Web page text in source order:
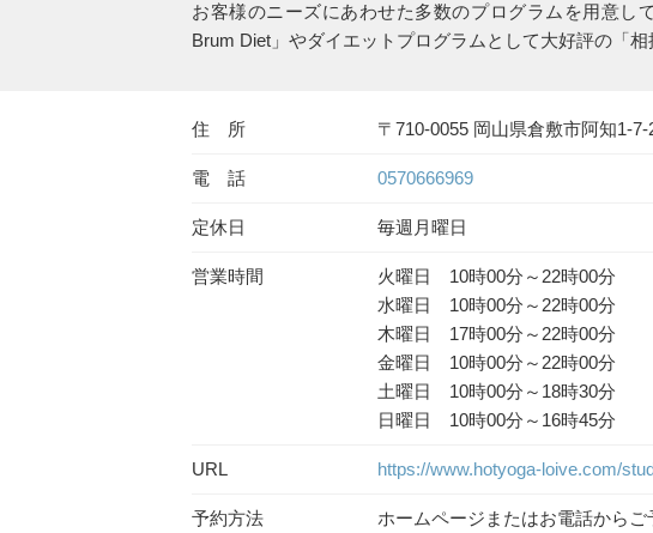
お客様のニーズにあわせた多数のプログラムを用意し
Brum Diet」やダイエットプログラムとして大好評の「
住 所 〒710-0055 岡山県倉敷市阿知1-
電 話 0570666969
定休日 毎週月曜日
営業時間
火曜日 10時00分～22時00分
水曜日 10時00分～22時00分
木曜日 17時00分～22時00分
金曜日 10時00分～22時00分
土曜日 10時00分～18時30分
日曜日 10時00分～16時45分
URL https://www.hotyoga-loive.com/
予約方法 ホームページまたはお電話からご